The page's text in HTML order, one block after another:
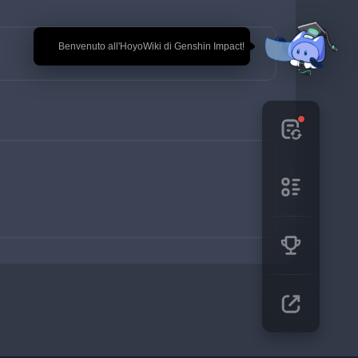
🎉 Benvenuto all'HoyoWiki di Genshin Impact!